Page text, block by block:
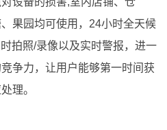
果园均可使用，24小时全天候
拍照/录像以及实时警报，进一
争力，让用户能够第一时间获
理。